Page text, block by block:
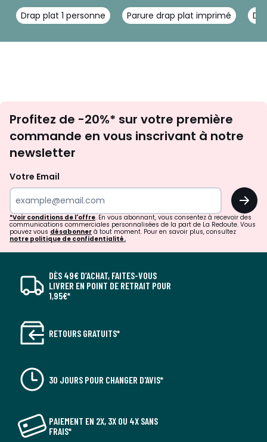
Drap plat 1 personne Parure drap plat imprimé
newsletter
Profitez de -20%* sur votre première
commande en vous inscrivant à notre
newsletter
Votre Email
OK
*Voir conditions de l'offre. En vous abonnant, vous consentez à recevoir des
communications commerciales personnalisées de la part de La Redoute. Vous
pouvez vous désabonner à tout moment. Pour en savoir plus, consultez
notre politique de confidentialité.
DÈS 49€ D’ACHAT, FAITES-VOUS
LIVRER EN POINT DE RETRAIT POUR
1,95€*
RETOURS GRATUITS*
30 JOURS POUR CHANGER D'AVIS*
PAIEMENT EN 2X, 3X OU 4X SANS
FRAIS*